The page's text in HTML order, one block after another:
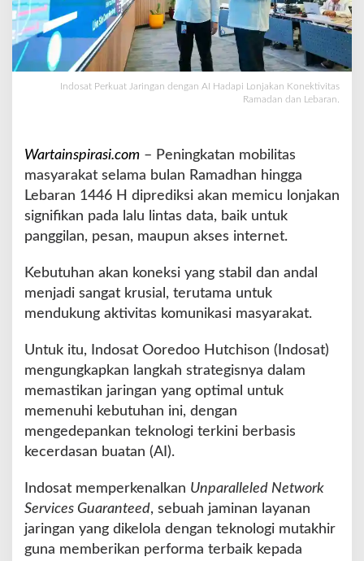
i
s
o
O
m
a
a
n
a
n
a
n
n
g
a
H
a
d
Indosat Perkuat Jaringan dengan AI Hadapi Lonjakan Konektivitas
Ramadan dan Lebaran.
Wartainspirasi.com – Peningkatan mobilitas
masyarakat selama bulan Ramadhan hingga
Lebaran 1446 H diprediksi akan memicu lonjakan
signifikan pada lalu lintas data, baik untuk
panggilan, pesan, maupun akses internet.
Kebutuhan akan koneksi yang stabil dan andal
menjadi sangat krusial, terutama untuk
mendukung aktivitas komunikasi masyarakat.
Untuk itu, Indosat Ooredoo Hutchison (Indosat)
mengungkapkan langkah strategisnya dalam
memastikan jaringan yang optimal untuk
memenuhi kebutuhan ini, dengan
mengedepankan teknologi terkini berbasis
kecerdasan buatan (AI).
Indosat memperkenalkan Unparalleled Network
Services Guaranteed, sebuah jaminan layanan
jaringan yang dikelola dengan teknologi mutakhir
guna memberikan performa terbaik kepada